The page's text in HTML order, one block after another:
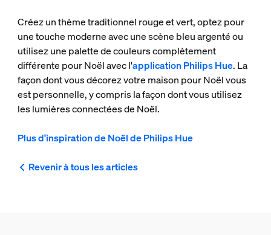
Créez un thème traditionnel rouge et vert, optez pour
une touche moderne avec une scène bleu argenté ou
utilisez une palette de couleurs complètement
différente pour Noël avec l'application Philips Hue. La
façon dont vous décorez votre maison pour Noël vous
est personnelle, y compris la façon dont vous utilisez
les lumières connectées de Noël.
Plus d'inspiration de Noël de Philips Hue
Revenir à tous les articles